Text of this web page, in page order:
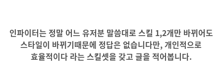
인파이터는 정말 어느 유저분 말씀대로 스킬 1,2개만 바뀌어도
스타일이 바뀌기때문에 정답은 없습니다만, 개인적으로
효율적이다 라는 스킬셋을 갖고 글을 적어봅니다.